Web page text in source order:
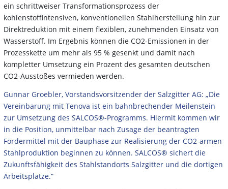
ein schrittweiser Transformationsprozess der
kohlenstoffintensiven, konventionellen Stahlherstellung hin zur
Direktreduktion mit einem flexiblen, zunehmenden Einsatz von
Wasserstoff. Im Ergebnis können die CO2-Emissionen in der
Prozesskette um mehr als 95 % gesenkt und damit nach
kompletter Umsetzung ein Prozent des gesamten deutschen
CO2-Ausstoßes vermieden werden.
Gunnar Groebler, Vorstandsvorsitzender der Salzgitter AG: „Die
Vereinbarung mit Tenova ist ein bahnbrechender Meilenstein
zur Umsetzung des SALCOS®-Programms. Hiermit kommen wir
in die Position, unmittelbar nach Zusage der beantragten
Fördermittel mit der Bauphase zur Realisierung der CO2-armen
Stahlproduktion beginnen zu können. SALCOS® sichert die
Zukunftsfähigkeit des Stahlstandorts Salzgitter und die dortigen
Arbeitsplätze.“